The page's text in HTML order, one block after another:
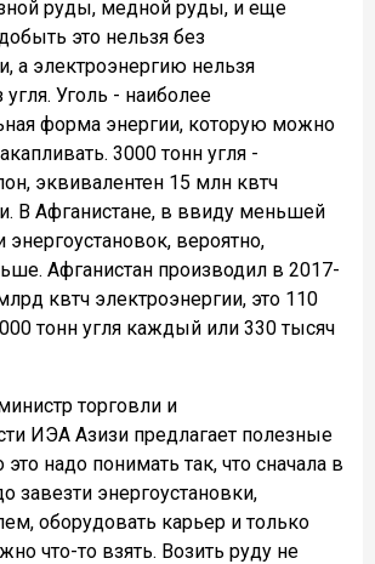
руды, медной руды, и еще
это нельзя без
а электроэнергию нельзя
угля. Уголь - наиболее
форма энергии, которую можно
3000 тонн угля -
эквивалентен 15 млн квтч
В Афганистане, в ввиду меньшей
вероятно,
Афганистан производил в 2017-
квтч электроэнергии, это 110
тонн угля каждый или 330 тысяч
торговли и
ИЭА Азизи предлагает полезные
надо понимать так, что сначала в
завезти энергоустановки,
оборудовать карьер и только
что-то взять. Возить руду не